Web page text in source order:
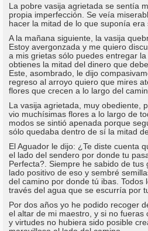
La pobre vasija agrietada se sentía
propia imperfección. Se veía
hacer la mitad de lo que suponía era
A la mañana siguiente, la vasija
Estoy avergonzada y me quiero
a mis grietas sólo puedes entregar
obtienes la mitad del dinero que
Este, asombrado, le dijo
regreso al arroyo quiero que mires
flores que crecen a lo largo del
La vasija agrietada, muy obediente,
vio muchísimas flores a lo largo de
modos se sintió apenada porque
sólo quedaba dentro de sí la mitad
El Aguador le dijo: ¿Te diste cuenta
el lado del sendero por donde tu
Perfecta?. Siempre he sabido de tus
lado positivo de eso y sembré
del camino por donde tú ibas. Todos
través del agua que se escurría por
Por dos años yo he podido recoger
el altar de mi maestro, y si no fueras
y virtudes no hubiera sido posible